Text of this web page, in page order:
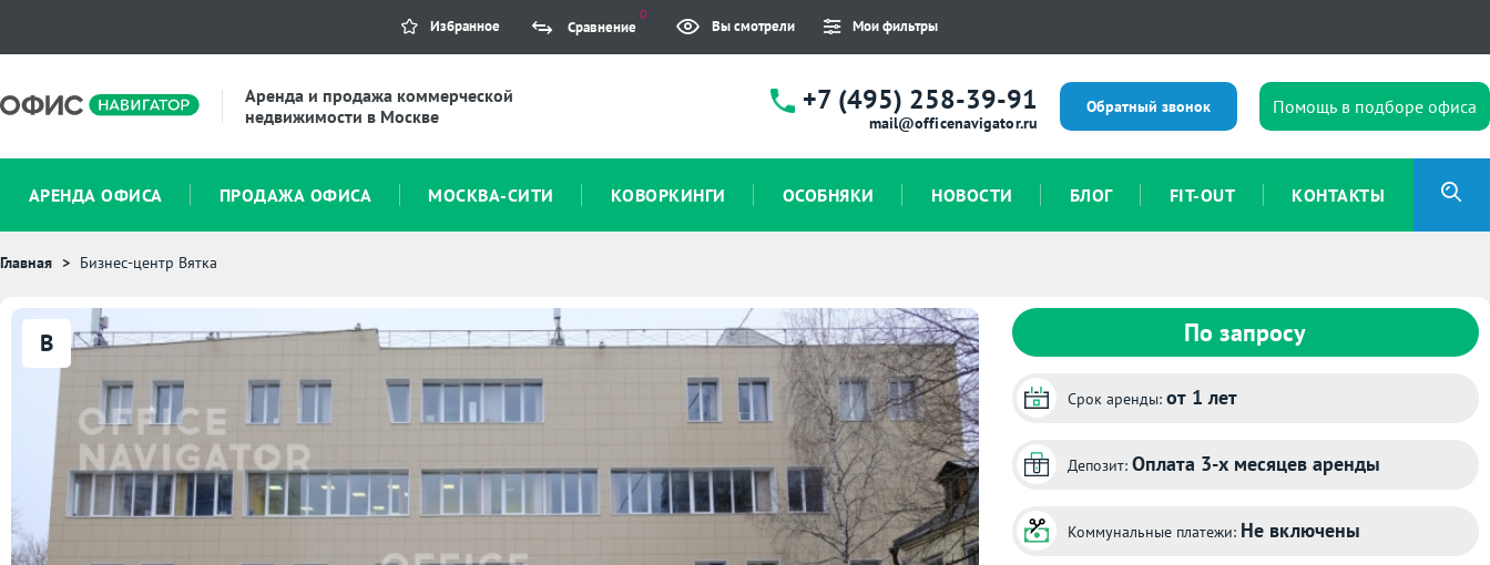
Избранное Сравнение
0
Вы смотрели Мои фильтры
Аренда и продажа коммерческой
недвижимости в Москве
+7 (495) 258-39-91
mail@officenavigator.ru
Обратный звонок Помощь в подборе офиса
АРЕНДА ОФИСА ПРОДАЖА ОФИСА МОСКВА-СИТИ КОВОРКИНГИ ОСОБНЯКИ НОВОСТИ БЛОГ FIT-OUT КОНТАКТЫ
Главная Бизнес-центр Вятка
B По запросу
Срок аренды: от 1 лет
Депозит: Оплата 3-х месяцев аренды
Коммунальные платежи: Не включены